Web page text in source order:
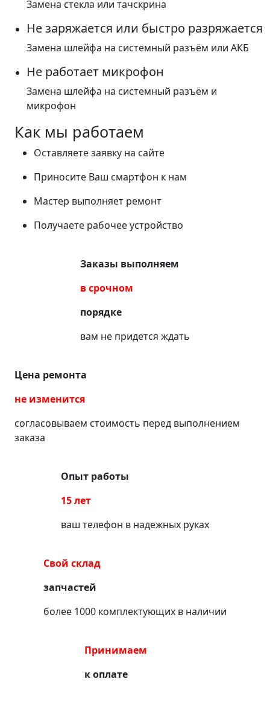
Замена стекла или тачскрина
Не заряжается или быстро разряжается
Замена шлейфа на системный разъём или АКБ
Не работает микрофон
Замена шлейфа на системный разъём и
микрофон
Как мы работаем
Оставляете заявку на сайте
Приносите Ваш смартфон к нам
Мастер выполняет ремонт
Получаете рабочее устройство
Заказы выполняем
в срочном
порядке
вам не придется ждать
Цена ремонта
не изменится
согласовываем стоимость перед выполнением
заказа
Опыт работы
15 лет
ваш телефон в надежных руках
Свой склад
запчастей
более 1000 комплектующих в наличии
Принимаем
к оплате